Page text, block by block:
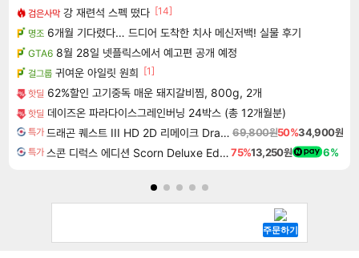
검은사막 강 재련석 스펙 떴다 [14]
명조 6개월 기다렸다… 드디어 도착한 치사 메신저백! 실물 후기
GTA6 8월 28일 넷플릭스에서 예고편 공개 예정
걸그룹 귀여운 아일릿 원희 [1]
핫딜 62%할인 고기중독 매운 돼지갈비찜, 800g, 2개
핫딜 데이즈온 파라다이스그레인버닝 24박스 (총 12개월분)
특가 드래곤 퀘스트 III HD 2D 리메이크 Dragon Quest III HD 2D Remake 69,800원50%34,900원
특가 스콘 디럭스 에디션 Scorn Deluxe Edition75%13,250원 6%